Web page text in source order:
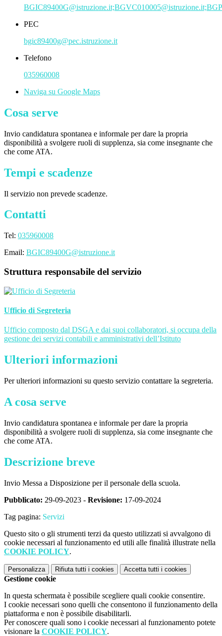
PEC
bgic89400g@pec.istruzione.it
Telefono
035960008
Naviga su Google Maps
Cosa serve
Invio candidatura spontanea e informale per dare la propria
disponibilità a svolgere ruoli di supplenza, sia come insegnante che
che come ATA.
Tempi e scadenze
Il servizio non prevede scadenze.
Contatti
Tel: 035960008
Email: BGIC89400G@istruzione.it
Struttura responsabile del servizio
Ufficio di Segreteria
Ufficio composto dal DSGA e dai suoi collaboratori, si occupa della
gestione dei servizi contabili e amministrativi dell’Istituto
Ulteriori informazioni
Per ulteriori informazioni su questo servizio contattare la segreteria.
A cosa serve
Invio candidatura spontanea e informale per dare la propria
disponibilità a svolgere ruoli di supplenza, sia come insegnante che
che come ATA.
Descrizione breve
Invio Messa a Disposizione per il personale della scuola.
Pubblicato: 29-09-2023 - Revisione: 17-09-2024
Tag pagina: Servizi
Questo sito o gli strumenti terzi da questo utilizzati si avvalgono di
cookie necessari al funzionamento ed utili alle finalità illustrate nella
COOKIE POLICY.
Personalizza Rifiuta tutti i cookies Accetta tutti i cookies
Gestione cookie
In questa schermata è possibile scegliere quali cookie consentire.
I cookie necessari sono quelli che consentono il funzionamento della
piattaforma e non è possibile disabilitarli.
Per conoscere quali sono i cookie necessari al funzionamento potete
visionare la COOKIE POLICY.